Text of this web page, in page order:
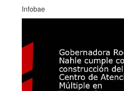
Infobae